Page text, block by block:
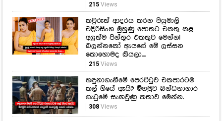
215Views
කවුරුත් ආදරය කරන පියුමාලි
එදිරිසිංහ මුහුණු පොතට එකතු කළ
අලුත්ම පින්තූර එකතුව මෙන්න!
බලන්නකෝ ඇයගේ මේ ලස්සන
කොහොමද කියලා....
215Views
හඳුනාගැනීමේ පෙරට්ටුව එකපාරටම
කල් ගියේ ඇයි? මීගමුව බන්ධනාගාර
ගැටුමේ සැඟවුණු කතාව මෙන්න.
308Views